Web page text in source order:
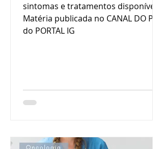
sintomas e tratamentos disponíveis.
Matéria publicada no CANAL DO PET
do PORTAL IG